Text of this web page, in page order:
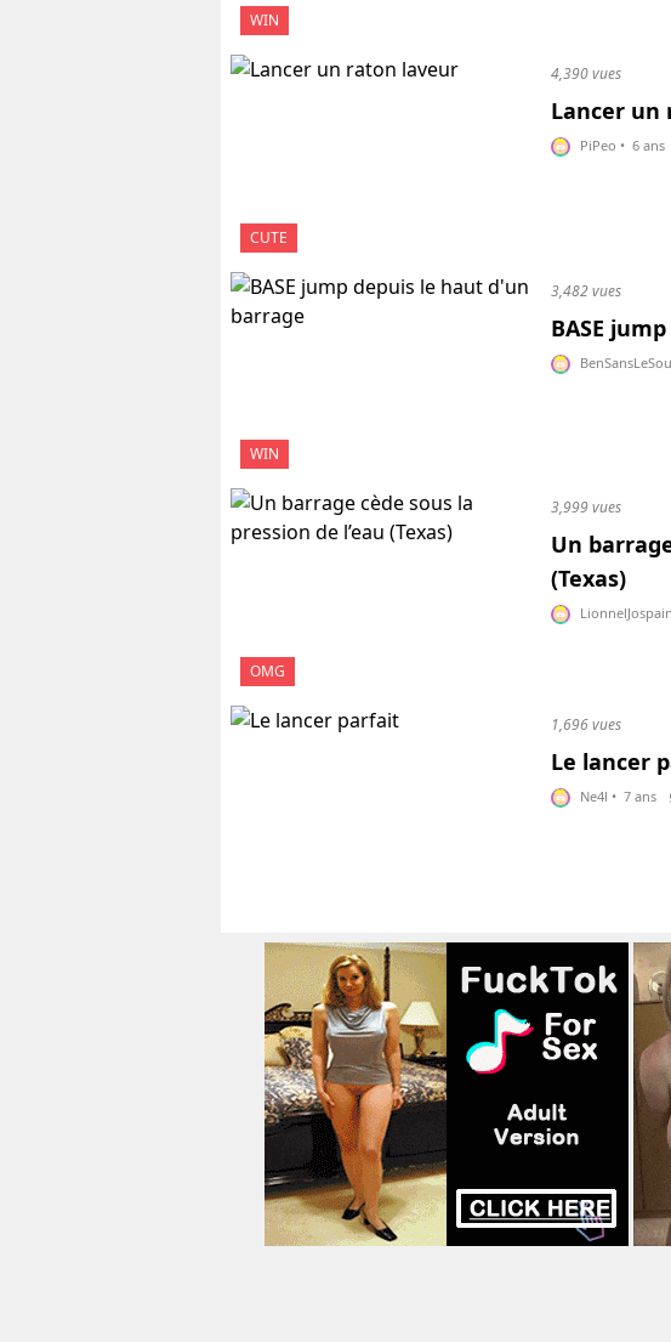
WIN
CUTE
4,390 vues
Lancer un
PiPeo • 6 ans
WIN
3,482 vues
BASE
BenSansLeSou
OMG
3,999 vues
Un
(Texas)
LionnelJospain
1,696 vues
Le lancer
Ne4l • 7 ans